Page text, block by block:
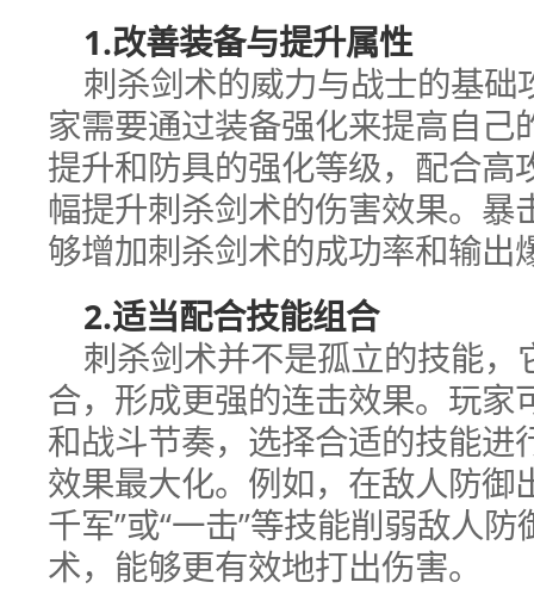
1.改善装备与提升属性
刺杀剑术的威力与战士的基
家需要通过装备强化来提高自己
提升和防具的强化等级，配合高
幅提升刺杀剑术的伤害效果。暴
够增加刺杀剑术的成功率和输出
2.适当配合技能组合
刺杀剑术并不是孤立的技能
合，形成更强的连击效果。玩家
和战斗节奏，选择合适的技能进
效果最大化。例如，在敌人防御
千军”或“一击”等技能削弱敌人
术，能够更有效地打出伤害。